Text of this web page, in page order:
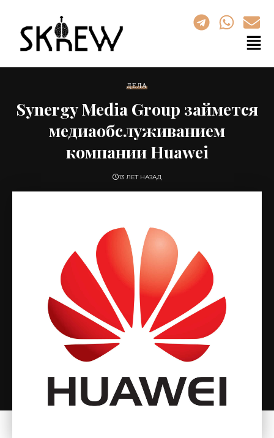
ДЕЛА
Synergy Media Group займется
медиаобслуживанием
компании Huawei
13 ЛЕТ НАЗАД